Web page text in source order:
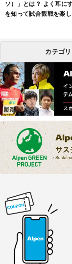
ソ）」とは？ よく耳に
を知って試合観戦を楽し
カテゴ